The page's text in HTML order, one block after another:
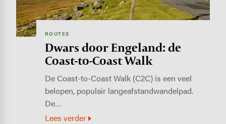
ROUTES
Dwars door Engeland: de
Coast-to-Coast Walk
De Coast-to-Coast Walk (C2C) is een veel
belopen, populair langeafstandwandelpad.
De…
Lees verder